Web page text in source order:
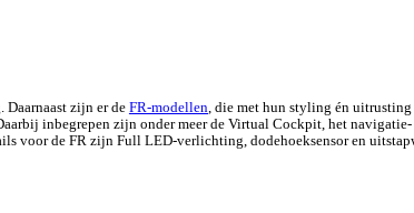
Daarnaast zijn er de FR-modellen , die met hun styling én
inbegrepen zijn onder meer de Virtual Cockpit, het
voor de FR zijn Full LED-verlichting, dodehoeksensor en